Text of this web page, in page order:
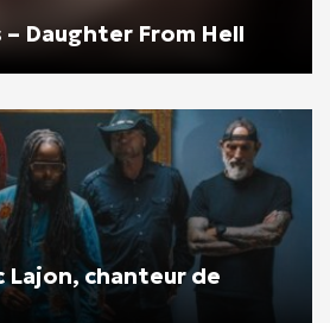
– Daughter From Hell
Lajon, chanteur de